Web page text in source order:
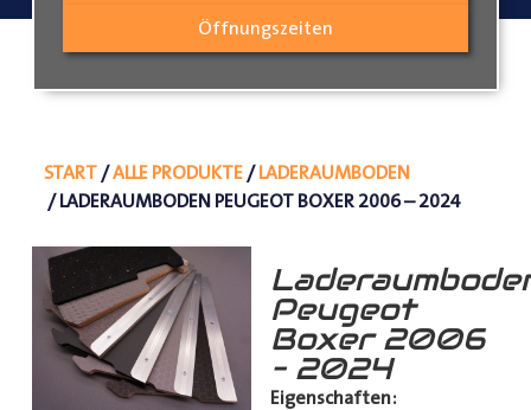
Öffnungszeiten
START/ALLE PRODUKTE/LADERAUMBODEN
/ LADERAUMBODEN PEUGEOT BOXER 2006 – 2024
Peugeot
Boxer 2006
– 2024
Eigenschaften: